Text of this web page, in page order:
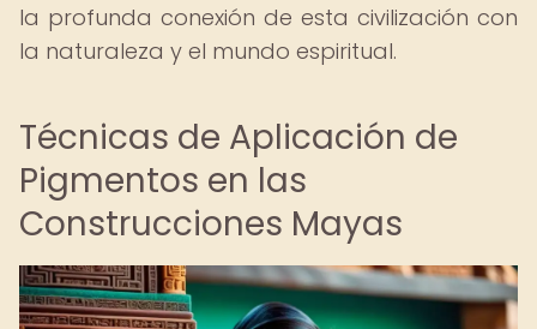
la profunda conexión de esta civilización con
la naturaleza y el mundo espiritual.
Técnicas de Aplicación de
Pigmentos en las
Construcciones Mayas